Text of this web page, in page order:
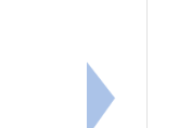
加強宣導公務員廉
下一筆：